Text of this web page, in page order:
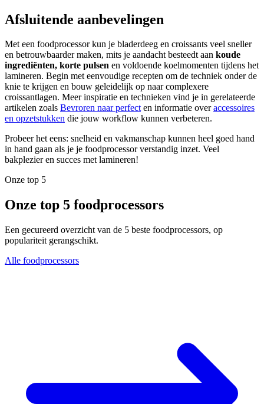
Afsluitende aanbevelingen
Met een foodprocessor kun je bladerdeeg en croissants veel sneller
en betrouwbaarder maken, mits je aandacht besteedt aan koude
ingrediënten, korte pulsen en voldoende koelmomenten tijdens het
lamineren. Begin met eenvoudige recepten om de techniek onder de
knie te krijgen en bouw geleidelijk op naar complexere
croissantlagen. Meer inspiratie en technieken vind je in gerelateerde
artikelen zoals Bevroren naar perfecten informatie overaccessoires
en opzetstukken die jouw workflow kunnen verbeteren.
Probeer het eens: snelheid en vakmanschap kunnen heel goed hand
in hand gaan als je je foodprocessor verstandig inzet. Veel
bakplezier en succes met lamineren!
Onze top 5
Onze top 5 foodprocessors
Een gecureerd overzicht van de 5 beste foodprocessors, op
populariteit gerangschikt.
Alle foodprocessors